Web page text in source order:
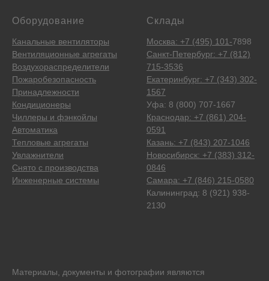
Оборудование
Канальные вентиляторы
Вентиляционные агрегаты
Воздухораспределители
Пожаробезопасность
Принадлежности
Кондиционеры
Чиллеры и фэнкойлы
Автоматика
Тепловые агрегаты
Увлажнители
Снято с производства
Инженерные системы
Склады
Москва: +7 (495) 101-7898
Санкт-Петербург: +7 (812)
715-3536
Екатеринбург: +7 (343) 302-
1567
Уфа: 8 (800) 707-1667
Краснодар: +7 (861) 204-
0591
Казань: +7 (843) 207-1046
Новосибирск: +7 (383) 312-
0846
Самара: +7 (846) 215-0580
Калининград: 8 (921) 938-
2130
Материалы, документы и фотографии являются